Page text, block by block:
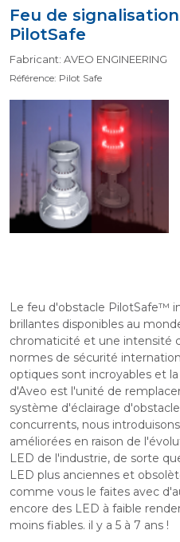
Feu de
PilotSafe
Fabricant: AVEO ENGINEERING
Référence: Pilot Safe
Le feu d'obstacle PilotSafe™
brillantes disponibles au
chromaticité et une intensité
normes de sécurité
optiques sont incroyables et
d'Aveo est l'unité de
système d'éclairage
concurrents, nous
améliorées en raison de
LED de l'industrie, de sorte
LED plus anciennes et
comme vous le faites avec
encore des LED à faible
moins fiables. il y a 5 à 7 ans !